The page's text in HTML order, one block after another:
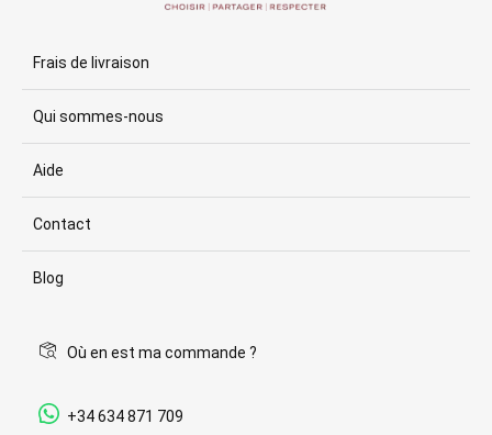
Frais de livraison
Qui sommes-nous
Aide
Contact
Blog
Où en est ma commande ?
+34 634 871 709